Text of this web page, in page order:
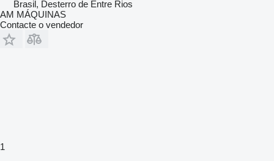
Brasil, Desterro de Entre Rios
AM MÁQUINAS
Contacte o vendedor
1